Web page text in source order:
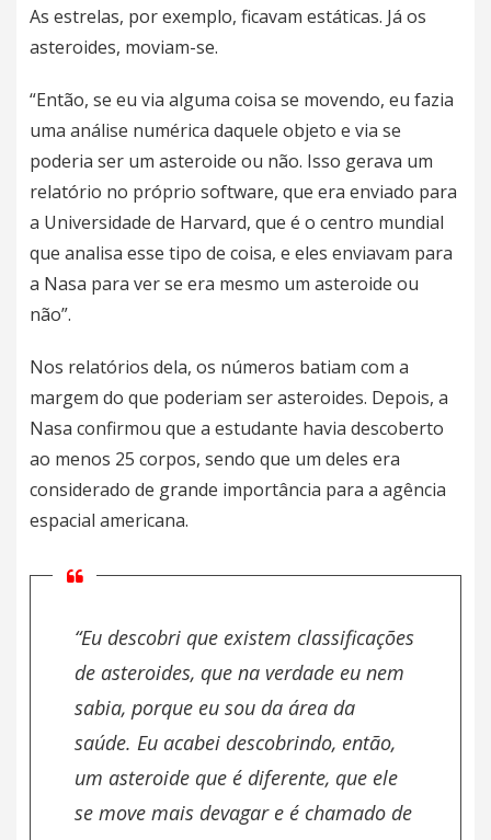
As estrelas, por exemplo, ficavam estáticas. Já os
asteroides, moviam-se.
“Então, se eu via alguma coisa se movendo, eu fazia
uma análise numérica daquele objeto e via se
poderia ser um asteroide ou não. Isso gerava um
relatório no próprio software, que era enviado para
a Universidade de Harvard, que é o centro mundial
que analisa esse tipo de coisa, e eles enviavam para
a Nasa para ver se era mesmo um asteroide ou
não”.
Nos relatórios dela, os números batiam com a
margem do que poderiam ser asteroides. Depois, a
Nasa confirmou que a estudante havia descoberto
ao menos 25 corpos, sendo que um deles era
considerado de grande importância para a agência
espacial americana.
“Eu descobri que existem classificações
de asteroides, que na verdade eu nem
sabia, porque eu sou da área da
saúde. Eu acabei descobrindo, então,
um asteroide que é diferente, que ele
se move mais devagar e é chamado de